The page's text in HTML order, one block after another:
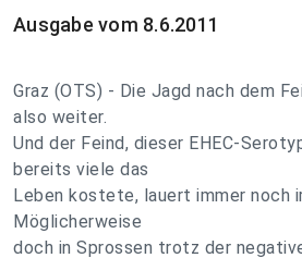
Ausgabe vom 8.6.2011
Graz (OTS) - Die Jagd nach dem
also weiter.
Und der Feind, dieser EHEC-
bereits viele das
Leben kostete, lauert immer noch
Möglicherweise
doch in Sprossen trotz der